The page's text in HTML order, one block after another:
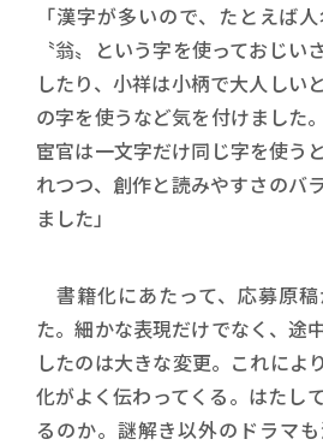
「漢字が多いので、たとえば
〝翁〟という字を使っておじい
したり、小祥は小柄で大人しい
の字を使うなど気を付けました
宦官は一文字だけ同じ字を使う
れつつ、創作と読みやすさのバ
ました」
書籍化にあたって、応募原
た。細かな表現だけでなく、途
したのは大きな変更。これによ
化がよく伝わってくる。はたし
るのか。謎解き以外のドラマ